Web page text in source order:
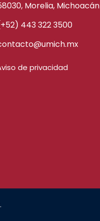
Morelia, Michoacán
443 322 3500
de privacidad